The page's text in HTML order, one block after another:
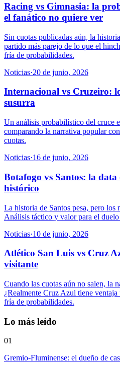
Racing vs Gimnasia: la
el fanático no quiere ver
Sin cuotas publicadas aún, la
partido más parejo de lo que el
fría de probabilidades.
Noticias·20 de junio, 2026
Internacional vs Cruzeiro:
susurra
Un análisis probabilístico del cruce
comparando la narrativa popular
cuotas.
Noticias·16 de junio, 2026
Botafogo vs Santos: la
histórico
La historia de Santos pesa, pero los
Análisis táctico y valor para el
Noticias·10 de junio, 2026
Atlético San Luis vs Cruz
visitante
Cuando las cuotas aún no salen, la
¿Realmente Cruz Azul tiene
fría de probabilidades.
Lo más leído
01
Gremio-Fluminense: el dueño de